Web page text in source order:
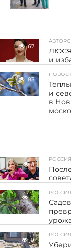
67
ЛЮСЯ
и
83
и
в
1
5
9